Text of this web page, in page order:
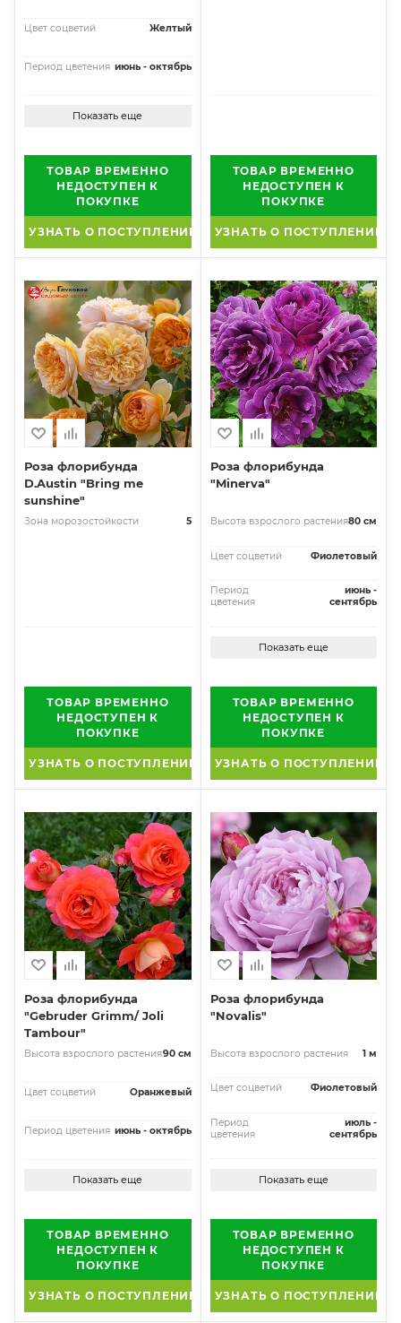
Цвет соцветий Желтый
Период цветения июнь - октябрь
Показать еще
ТОВАР ВРЕМЕННО
НЕДОСТУПЕН К
ПОКУПКЕ
УЗНАТЬ О ПОСТУПЛЕНИИ
ТОВАР ВРЕМЕННО
НЕДОСТУПЕН К
ПОКУПКЕ
УЗНАТЬ О ПОСТУПЛЕНИИ
Роза флорибунда
D.Austin "Bring me
sunshine"
Зона морозостойкости 5
ТОВАР ВРЕМЕННО
НЕДОСТУПЕН К
ПОКУПКЕ
УЗНАТЬ О ПОСТУПЛЕНИИ
Роза флорибунда
"Minerva"
Высота взрослого растения80 см
Цвет соцветий Фиолетовый
Период
цветения
июнь -
сентябрь
Показать еще
ТОВАР ВРЕМЕННО
НЕДОСТУПЕН К
ПОКУПКЕ
УЗНАТЬ О ПОСТУПЛЕНИИ
Роза флорибунда
"Gebruder Grimm/ Joli
Tambour"
Высота взрослого растения90 см
Цвет соцветий Оранжевый
Период цветения июнь - октябрь
Показать еще
ТОВАР ВРЕМЕННО
НЕДОСТУПЕН К
ПОКУПКЕ
УЗНАТЬ О ПОСТУПЛЕНИИ
Роза флорибунда
"Novalis"
Высота взрослого растения 1 м
Цвет соцветий Фиолетовый
Период
цветения
июль -
сентябрь
Показать еще
ТОВАР ВРЕМЕННО
НЕДОСТУПЕН К
ПОКУПКЕ
УЗНАТЬ О ПОСТУПЛЕНИИ